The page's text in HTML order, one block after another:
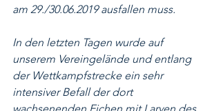
am 29./30.06.2019 ausfallen muss.
In den letzten Tagen wurde auf
unserem Vereingelände und entlang
der Wettkampfstrecke ein sehr
intensiver Befall der dort
wachsenenden Eichen mit Larven des